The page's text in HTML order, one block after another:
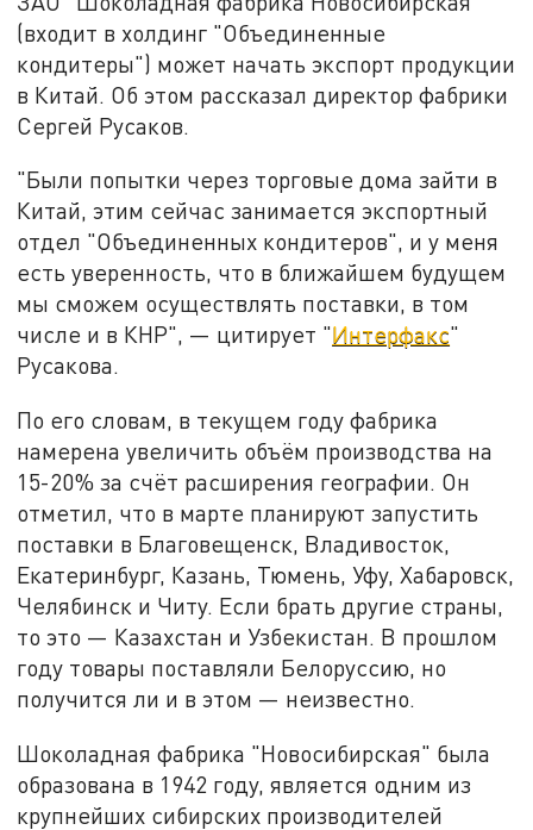
(входит в холдинг "Объединенные
кондитеры") может начать экспорт продукции
в Китай. Об этом рассказал директор фабрики
Сергей Русаков.
"Были попытки через торговые дома зайти в
Китай, этим сейчас занимается экспортный
отдел "Объединенных кондитеров", и у меня
есть уверенность, что в ближайшем будущем
мы сможем осуществлять поставки, в том
числе и в КНР", — цитирует "Интерфакс"
Русакова.
По его словам, в текущем году фабрика
намерена увеличить объём производства на
15-20% за счёт расширения географии. Он
отметил, что в марте планируют запустить
поставки в Благовещенск, Владивосток,
Екатеринбург, Казань, Тюмень, Уфу, Хабаровск,
Челябинск и Читу. Если брать другие страны,
то это — Казахстан и Узбекистан. В прошлом
году товары поставляли Белоруссию, но
получится ли и в этом — неизвестно.
Шоколадная фабрика "Новосибирская" была
образована в 1942 году, является одним из
крупнейших сибирских производителей